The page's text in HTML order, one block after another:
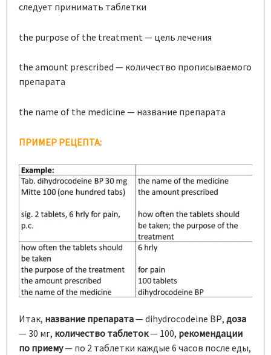
следует принимать таблетки
the purpose of the treatment — цель лечения
the amount prescribed — количество прописываемого
препарата
the name of the medicine — название препарата
ПРИМЕР РЕЦЕПТА:
Итак, название препарата— dihydrocodeine ВР, доза
— 30 мг, количество таблеток— 100, рекомендации
по приему— по 2 таблетки каждые 6 часов после еды,